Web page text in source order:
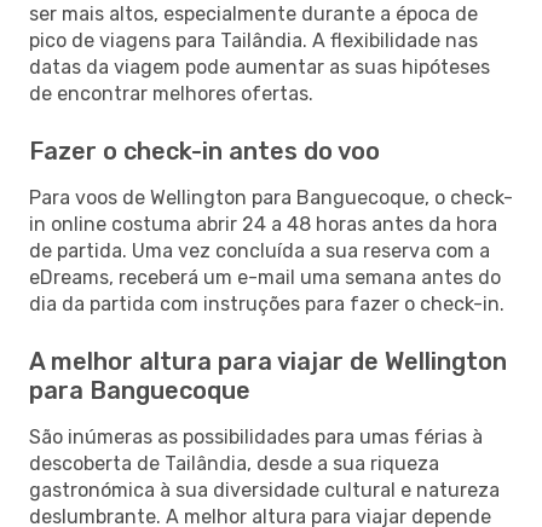
ser mais altos, especialmente durante a época de
pico de viagens para Tailândia. A flexibilidade nas
datas da viagem pode aumentar as suas hipóteses
de encontrar melhores ofertas.
Fazer o check-in antes do voo
Para voos de Wellington para Banguecoque, o check-
in online costuma abrir 24 a 48 horas antes da hora
de partida. Uma vez concluída a sua reserva com a
eDreams, receberá um e-mail uma semana antes do
dia da partida com instruções para fazer o check-in.
A melhor altura para viajar de Wellington
para Banguecoque
São inúmeras as possibilidades para umas férias à
descoberta de Tailândia, desde a sua riqueza
gastronómica à sua diversidade cultural e natureza
deslumbrante. A melhor altura para viajar depende